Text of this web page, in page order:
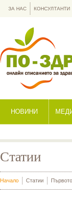
НОВИНИ
ЗА НАС КОНСУЛТАНТИ
Статии
Начало Статии